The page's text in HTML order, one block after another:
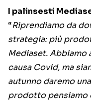
I palinsesti
“Riprendiamo da
strategia: più
Mediaset. Abbiamo
causa Covid, ma
autunno daremo
prodotto pensiamo